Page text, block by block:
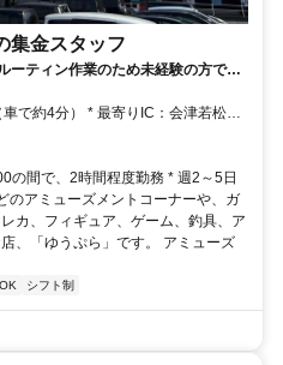
集金スタッフ
ーティン作業のため未経験の方でも
の間で、2時間程度勤務 * 週2～5日
のアミューズメントコーナーや、ガ
カ、フィギュア、ゲーム、釣具、ア
、「ゆうぷら」です。 アミューズ
シフト制